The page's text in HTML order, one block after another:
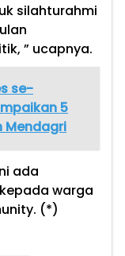
silahturahmi
” ucapnya.
se-
5
Mendagri
ada
warga
(*)